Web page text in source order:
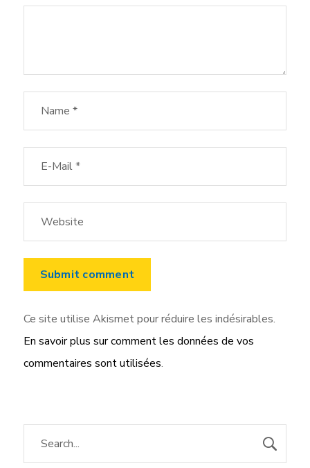
Ce site utilise Akismet pour réduire les indésirables.
En savoir plus sur comment les données de vos
commentaires sont utilisées.